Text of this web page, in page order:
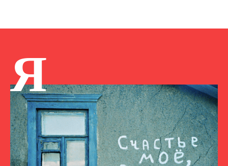
Я